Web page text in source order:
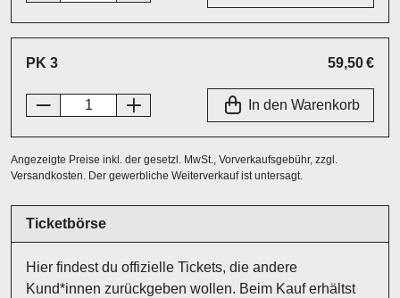
PK 3 59,50 €
In den Warenkorb
Angezeigte Preise inkl. der gesetzl. MwSt., Vorverkaufsgebühr, zzgl.
Versandkosten. Der gewerbliche Weiterverkauf ist untersagt.
Ticketbörse
Hier findest du offizielle Tickets, die andere
Kund*innen zurückgeben wollen. Beim Kauf erhältst